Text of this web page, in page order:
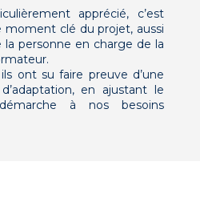
apprécié, c’est
moment clé du projet, aussi
personne en charge de la
ont su faire preuve d’une
en ajustant le
à nos besoins